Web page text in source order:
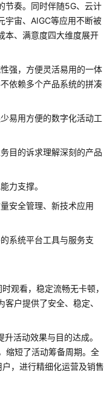
节奏。同时伴随5G、云计
宇宙、AIGC等应用不断被
本、满意度四大维度展开
强，方便灵活易用的一体
依赖多个产品系统的拼凑
易用方便的数字化活动工
目的诉求理解深刻的产品
力支撑。
安全管理、新技术应用
系统平台工具与服务支
观看，稳定流畅无卡顿，
户提供了安全、稳定、
活动效果与目的达成。
缩短了活动筹备周期。全
，进行精细化运营及销售